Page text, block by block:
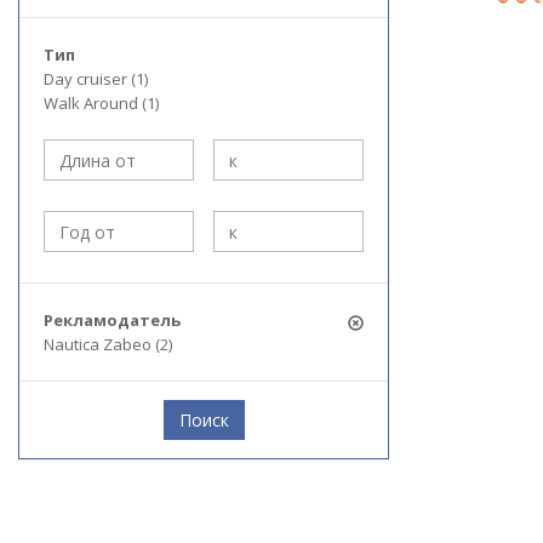
Тип
Day cruiser (1)
Walk Around (1)
Рекламодатель
Nautica Zabeo (2)
Поиск